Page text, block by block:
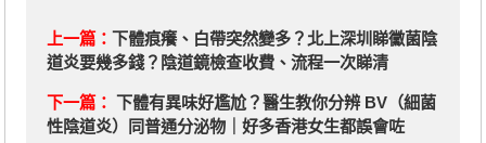
上一篇： 下體痕癢、白帶突然變多？北上深圳睇黴菌陰
道炎要幾多錢？陰道鏡檢查收費、流程一次睇清
下一篇： 下體有異味好尷尬？醫生教你分辨 BV（細菌
性陰道炎）同普通分泌物｜好多香港女生都誤會咗